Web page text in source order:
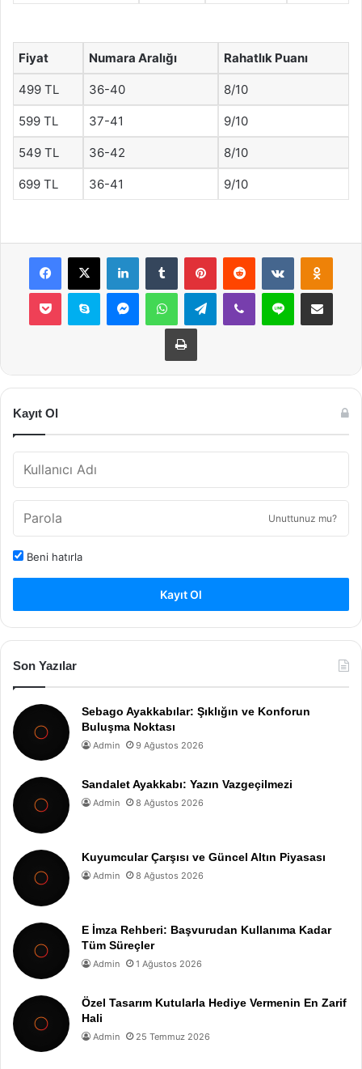
Fiyat Numara Aralığı Rahatlık Puanı
499 TL 36-40 8/10
599 TL 37-41 9/10
549 TL 36-42 8/10
699 TL 36-41 9/10
Facebook
X LinkedInTumblr PinterestReddit VKontakte
Pocket Skype MessengerWhatsAppTelegramViber Line E-Posta ile
Yazdır
Kayıt Ol
Unuttunuz mu?
Beni hatırla
Kayıt Ol
Son Yazılar
Sebago Ayakkabılar: Şıklığın ve Konforun
Buluşma Noktası
Admin 9 Ağustos 2026
Sandalet Ayakkabı: Yazın Vazgeçilmezi
Admin 8 Ağustos 2026
Kuyumcular Çarşısı ve Güncel Altın Piyasası
Admin 8 Ağustos 2026
E İmza Rehberi: Başvurudan Kullanıma Kadar
Tüm Süreçler
Admin 1 Ağustos 2026
Özel Tasarım Kutularla Hediye Vermenin En Zarif
Hali
Admin 25 Temmuz 2026